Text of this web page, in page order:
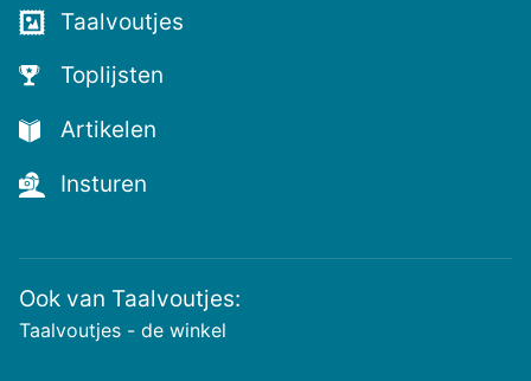
Taalvoutjes
Toplijsten
Artikelen
Insturen
Ook van Taalvoutjes:
Taalvoutjes - de winkel